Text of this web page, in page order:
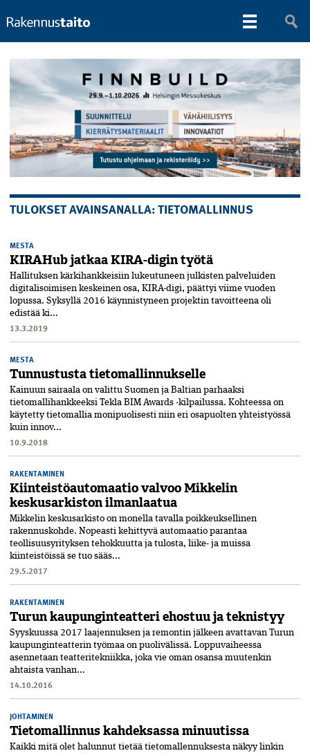
TULOKSET AVAINSANALLA: TIETOMALLINNUS
MESTA
KIRAHub jatkaa KIRA-digin työtä
Hallituksen kärkihankkeisiin lukeutuneen julkisten palveluiden
digitalisoimisen keskeinen osa, KIRA-digi, päättyi viime vuoden
lopussa. Syksyllä 2016 käynnistyneen projektin tavoitteena oli
edistää ki...
13.3.2019
MESTA
Tunnustusta tietomallinnukselle
Kainuun sairaala on valittu Suomen ja Baltian parhaaksi
tietomallihankkeeksi Tekla BIM Awards -kilpailussa. Kohteessa on
käytetty tietomallia monipuolisesti niin eri osapuolten yhteistyössä
kuin innov...
10.9.2018
RAKENTAMINEN
Kiinteistöautomaatio valvoo Mikkelin
keskusarkiston ilmanlaatua
Mikkelin keskusarkisto on monella tavalla poikkeuksellinen
rakennuskohde. Nopeasti kehittyvä automaatio parantaa
teollisuusyrityksen tehokkuutta ja tulosta, liike- ja muissa
kiinteistöissä se tuo sääs...
29.5.2017
RAKENTAMINEN
Turun kaupunginteatteri ehostuu ja teknistyy
Syyskuussa 2017 laajennuksen ja remontin jälkeen avattavan Turun
kaupunginteatterin työmaa on puolivälissä. Loppuvaiheessa
asennetaan teatteritekniikka, joka vie oman osansa muutenkin
ahtaista vanhan...
14.10.2016
JOHTAMINEN
Tietomallinnus kahdeksassa minuutissa
Kaikki mitä olet halunnut tietää tietomallennuksesta näkyy linkin